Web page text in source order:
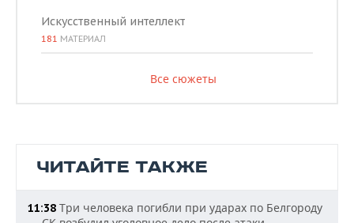
Искусственный интеллект
181 МАТЕРИАЛ
Все сюжеты
ЧИТАЙТЕ ТАКЖЕ
11:38 Три человека погибли при ударах по Белгороду